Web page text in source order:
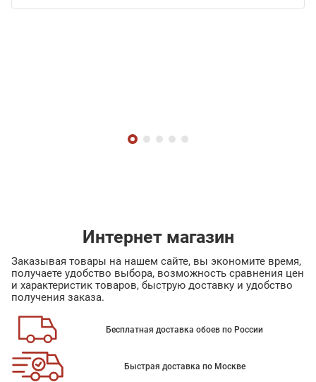
Интернет магазин
Заказывая товары на нашем сайте, вы экономите время,
получаете удобство выбора, возможность сравнения цен
и характеристик товаров, быструю доставку и удобство
получения заказа.
Бесплатная доставка обоев по России
Быстрая доставка по Москве